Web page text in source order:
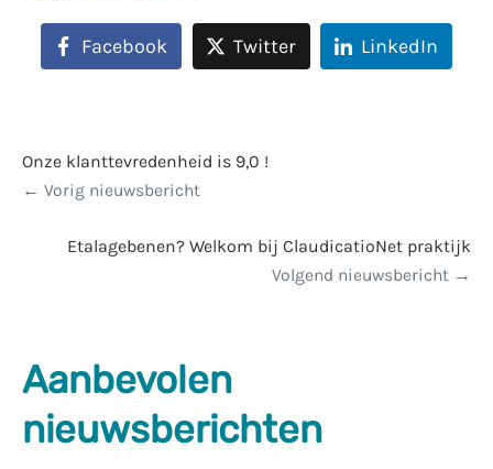
Facebook Twitter LinkedIn
Onze klanttevredenheid is 9,0 !
Vorig nieuwsbericht
Etalagebenen? Welkom bij ClaudicatioNet praktijk
Volgend nieuwsbericht
Aanbevolen
nieuwsberichten